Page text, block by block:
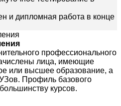
и дипломная работа в конце
профессионального
лица, имеющие
или высшее образование, а
Профиль базового
курсов.